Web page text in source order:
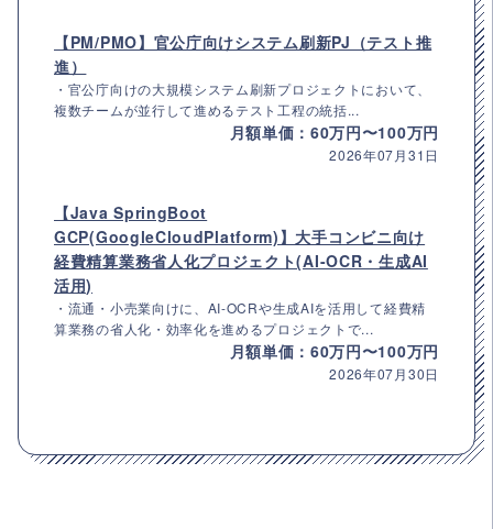
【PM/PMO】官公庁向けシステム刷新PJ（テスト推
進）
・官公庁向けの大規模システム刷新プロジェクトにおいて、
複数チームが並行して進めるテスト工程の統括...
月額単価：60万円〜100万円
2026年07月31日
【Java SpringBoot
GCP(GoogleCloudPlatform)】大手コンビニ向け
経費精算業務省人化プロジェクト(AI-OCR・生成AI
活用)
・流通・小売業向けに、AI-OCRや生成AIを活用して経費精
算業務の省人化・効率化を進めるプロジェクトで...
月額単価：60万円〜100万円
2026年07月30日